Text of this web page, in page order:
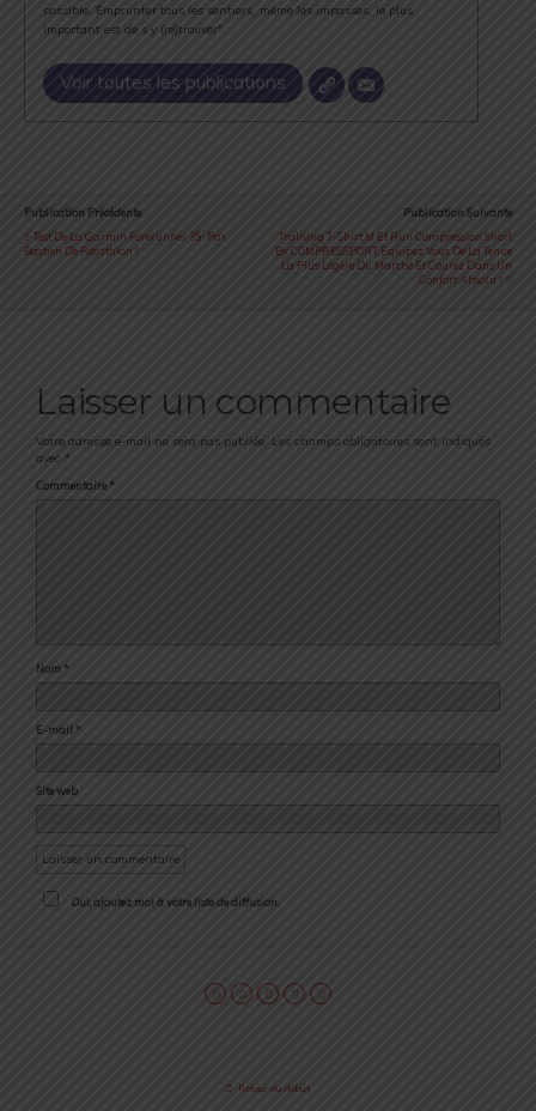
possible. Emprunter tous les sentiers, même les impasses, le plus
important est de s’y (re)trouver".
Voir toutes les publications
Publication Précédente
Test De La Garmin Forerunner 35 : Par
Bastien De Résathlon !
Publication Suivante
Training T-Shirt M Et Run Compression Short
By COMPRESSPORT, Équipez Vous De La Tenue
La Plus Légère Du Marché Et Courez Dans Un
Confort Absolu !
Laisser un commentaire
Votre adresse e-mail ne sera pas publiée. Les champs obligatoires sont indiqués
avec *
Commentaire *
Nom *
E-mail *
Site web
Oui, ajoutez moi à votre liste de diffusion.
Retour au début